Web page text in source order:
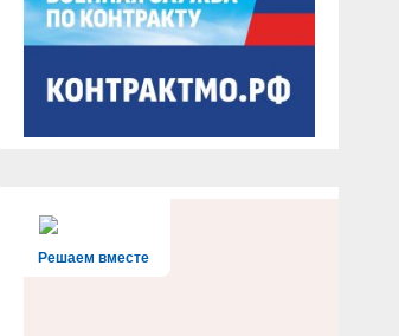
Решаем вместе